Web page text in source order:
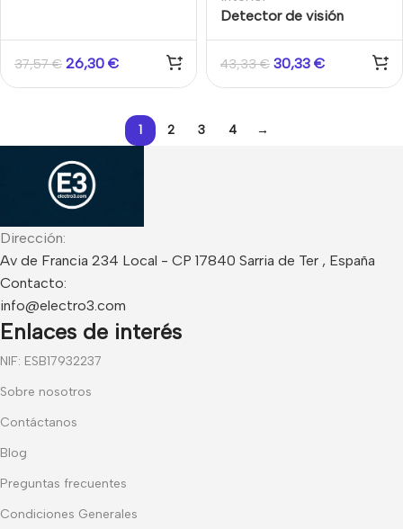
37,57€ 26,30 €
Detector de visión
vertical infrarrojo Paradox
PARADOOR
43,33€ 30,33 €
1 2 3 4 →
Dirección:
Av de Francia 234 Local - CP 17840 Sarria de Ter , España
Contacto:
info@electro3.com
Enlaces de interés
NIF: ESB17932237
Sobre nosotros
Contáctanos
Blog
Preguntas frecuentes
Condiciones Generales